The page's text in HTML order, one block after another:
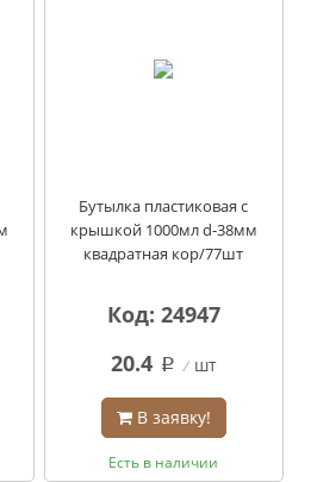
Бутылка пластиковая с
крышкой 1000мл d-38мм
квадратная кор/77шт
Код: 24947
20.4 q шт
В заявку!
Есть в наличии